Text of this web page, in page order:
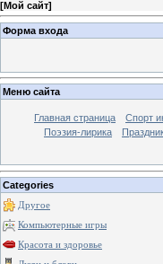
[Мой сайт]
Форма входа
Меню сайта
Главная страница Спорт
Поэзия-лирика
Categories
Другое
Компьютерные игры
Красота и здоровье